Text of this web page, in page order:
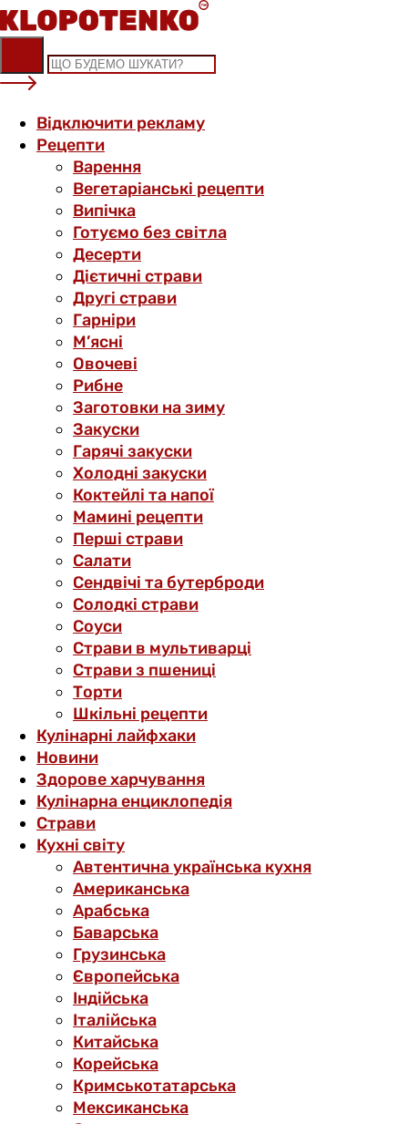
Skip
to
content
Відключити рекламу
Рецепти
Варення
Вегетаріанські рецепти
Випічка
Готуємо без світла
Десерти
Дієтичні страви
Другі страви
Гарніри
М’ясні
Овочеві
Рибне
Заготовки на зиму
Закуски
Гарячі закуски
Холодні закуски
Коктейлі та напої
Мамині рецепти
Перші страви
Салати
Сендвічі та бутерброди
Солодкі страви
Соуси
Страви в мультиварці
Страви з пшениці
Торти
Шкільні рецепти
Кулінарні лайфхаки
Новини
Здорове харчування
Кулінарна енциклопедія
Страви
Кухні світу
Автентична українська кухня
Американська
Арабська
Баварська
Грузинська
Європейська
Індійська
Італійська
Китайська
Корейська
Кримськотатарська
Мексиканська